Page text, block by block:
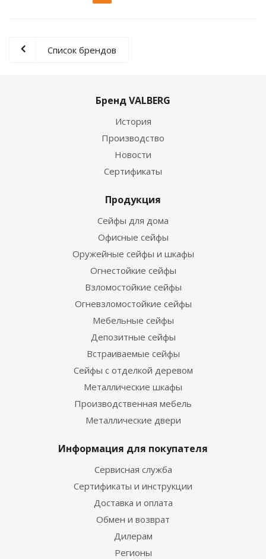
Список брендов
Бренд VALBERG
История
Производство
Новости
Сертификаты
Продукция
Сейфы для дома
Офисные сейфы
Оружейные сейфы и шкафы
Огнестойкие сейфы
Взломостойкие сейфы
Огневзломостойкие сейфы
Мебельные сейфы
Депозитные сейфы
Встраиваемые сейфы
Сейфы с отделкой деревом
Металлические шкафы
Производственная мебель
Металлические двери
Информация для покупателя
Сервисная служба
Сертификаты и инструкции
Доставка и оплата
Обмен и возврат
Дилерам
Регионы